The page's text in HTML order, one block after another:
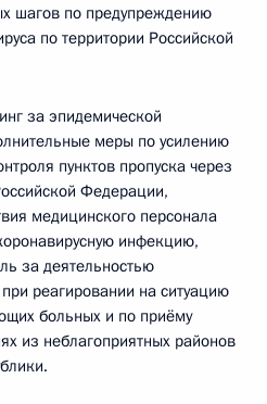
шагов по предупреждению
по территории Российской
за эпидемической
меры по усилению
пунктов пропуска через
Федерации,
медицинского персонала
инфекцию,
за деятельностью
реагировании на ситуацию
больных и по приёму
из неблагоприятных районов